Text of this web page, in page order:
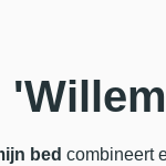
bed combineert